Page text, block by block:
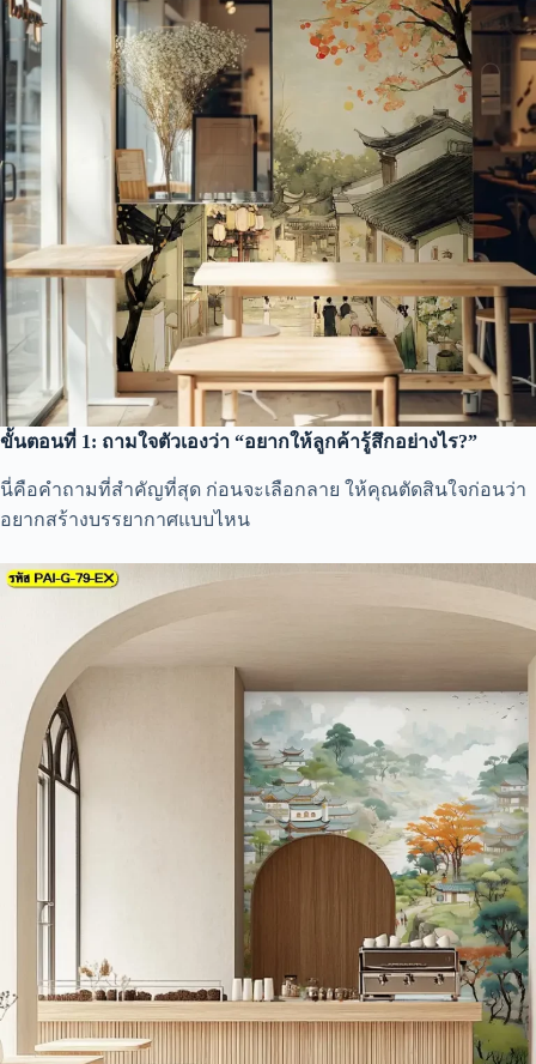
ขั้นตอนที่ 1: ถามใจตัวเองว่า “อยากให้ลูกค้ารู้สึกอย่างไร?”
นี่คือคำถามที่สำคัญที่สุด ก่อนจะเลือกลาย ให้คุณตัดสินใจก่อนว่า
อยากสร้างบรรยากาศแบบไหน